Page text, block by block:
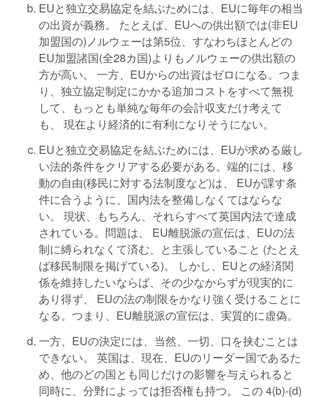
EUと独立交易協定を結ぶためには、EUに毎年の相当
の出資が義務。 たとえば、EUへの供出額では(非EU
加盟国の)ノルウェーは第5位、すなわちほとんどの
EU加盟諸国(全28カ国)よりもノルウェーの供出額の
方が高い。 一方、EUからの出資はゼロになる。つま
り、独立協定制定にかかる追加コストをすべて無視
して、もっとも単純な毎年の会計収支だけ考えて
も、 現在より経済的に有利になりそうにない。
EUと独立交易協定を結ぶためには、EUが求める厳し
い法的条件をクリアする必要がある。端的には、移
動の自由(移民に対する法制度など)は、 EUが課す条
件に合うように、国内法を整備しなくてはならな
い。 現状、もちろん、それらすべて英国内法で達成
されている。問題は、 EU離脱派の宣伝は、EUの法
制に縛られなくて済む、と主張していること (たとえ
ば移民制限を掲げている)。 しかし、EUとの経済関
係を維持したいならば、その少なからずが現実的に
あり得ず、 EUの法の制限をかなり強く受けることに
なる。つまり、EU離脱派の宣伝は、実質的に虚偽。
一方、EUの決定には、当然、一切、口を挟むことは
できない。 英国は、現在、EUのリーダー国であるた
め、他のどの国とも同じだけの影響を与えられると
同時に、分野によっては拒否権も持つ。 この 4(b)-(d)